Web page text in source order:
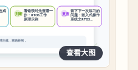
查看大图